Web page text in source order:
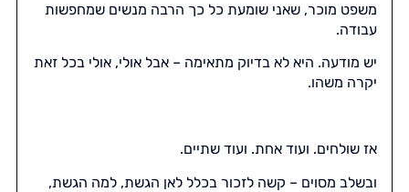
משפט מוכר, שאני שומעת כל כך הרבה מנשים שמחפשות
עבודה.
יש מודעה. היא לא בדיוק מתאימה – אבל אולי, אולי בכל זאת
יקרה משהו.
אז שולחים. ועוד אחת. ועוד שתיים.
ובשלב מסוים – קשה לזכור בכלל לאן הגשת, למה הגשת,